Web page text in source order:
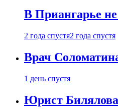
В Приангарье
2 года спустя2 года спустя
Врач
1 день спустя
Юрист